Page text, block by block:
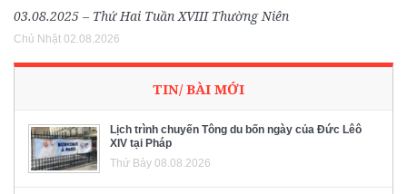
03.08.2025 – Thứ Hai Tuần XVIII Thường Niên
Chủ Nhật 02.08.2026
TIN/ BÀI MỚI
Lịch trình chuyến Tông du bốn ngày của Đức Lêô
XIV tại Pháp
Thứ Bảy 08.08.2026